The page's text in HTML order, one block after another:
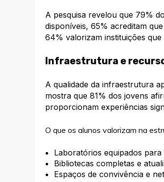
A pesquisa revelou que 79%
disponíveis, 65% acreditam
64% valorizam instituições
Infraestrutura e
A qualidade da infraestrutura
mostra que 81% dos jovens
proporcionam experiências
O que os alunos valorizam na
Laboratórios equipados
Bibliotecas completas e
Espaços de convivência e